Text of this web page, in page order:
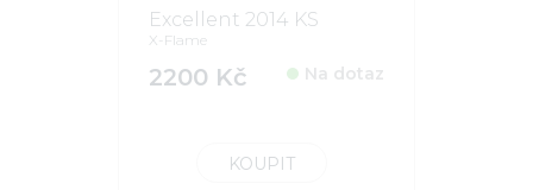
Excellent 2014 KS
X-Flame
2200 Kč Na dotaz
KOUPIT